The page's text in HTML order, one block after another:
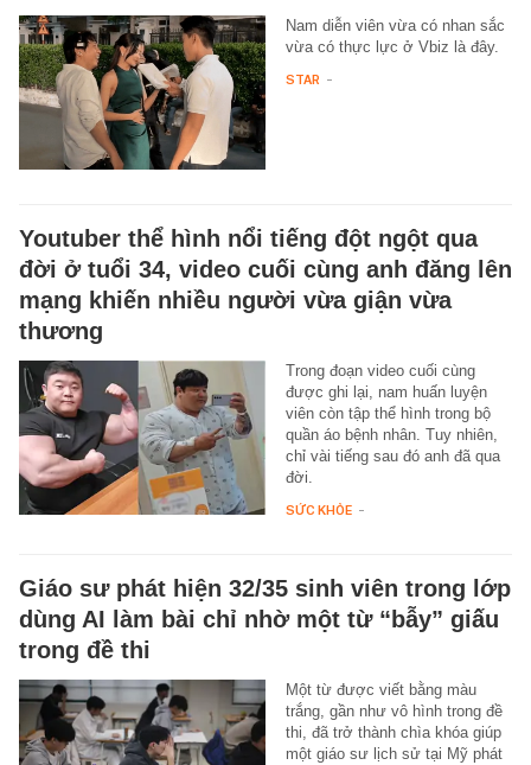
Nam diễn viên vừa có nhan sắc
vừa có thực lực ở Vbiz là đây.
STAR -
Youtuber thể hình nổi tiếng đột ngột qua
đời ở tuổi 34, video cuối cùng anh đăng lên
mạng khiến nhiều người vừa giận vừa
thương
Trong đoạn video cuối cùng
được ghi lại, nam huấn luyện
viên còn tập thể hình trong bộ
quần áo bệnh nhân. Tuy nhiên,
chỉ vài tiếng sau đó anh đã qua
đời.
SỨC KHỎE -
Giáo sư phát hiện 32/35 sinh viên trong lớp
dùng AI làm bài chỉ nhờ một từ “bẫy” giấu
trong đề thi
Một từ được viết bằng màu
trắng, gần như vô hình trong đề
thi, đã trở thành chìa khóa giúp
một giáo sư lịch sử tại Mỹ phát